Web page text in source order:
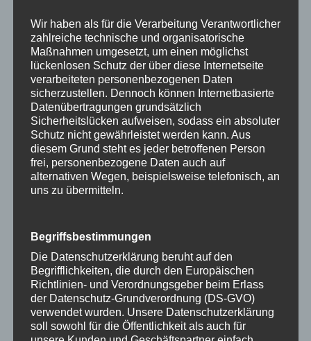
Wir haben als für die Verarbeitung Verantwortlicher
zahlreiche technische und organisatorische
Maßnahmen umgesetzt, um einen möglichst
lückenlosen Schutz der über diese Internetseite
verarbeiteten personenbezogenen Daten
sicherzustellen. Dennoch können Internetbasierte
Datenübertragungen grundsätzlich
Sicherheitslücken aufweisen, sodass ein absoluter
Schutz nicht gewährleistet werden kann. Aus
diesem Grund steht es jeder betroffenen Person
frei, personenbezogene Daten auch auf
alternativen Wegen, beispielsweise telefonisch, an
uns zu übermitteln.
Begriffsbestimmungen
Die Datenschutzerklärung beruht auf den
Begrifflichkeiten, die durch den Europäischen
Richtlinien- und Verordnungsgeber beim Erlass
der Datenschutz-Grundverordnung (DS-GVO)
verwendet wurden. Unsere Datenschutzerklärung
soll sowohl für die Öffentlichkeit als auch für